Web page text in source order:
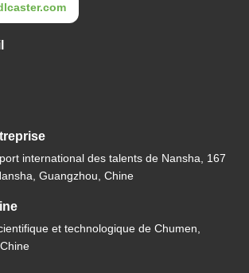
international des talents de Nansha, 167
Guangzhou, Chine
et technologique de Chumen,